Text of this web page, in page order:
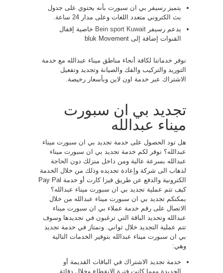
يتميز رسيفر بي ان سبورت بأنه يحتوي على جدول
بث الكتروني متعدد اللغات وعلى مدار 24 ساعة.
يدعم رسيفر Bein sport Kuwait خاصية إقفال
القنوات إضافة إلى bluk Movement
نوفر خدماتنا لكافة أنحاء مناطق ميناء عبدالله مع خدمة
التوريد والتركيب والفك والصيانة وتجديد وتفعيل
الاشتراك عبر خدمة اون لاين وبأسعار رخيصة.
تجديد بي ان سبورت
ميناء عبدالله
هل تود الحصول على خدمة تجديد بي ان سبورت ميناء
عبدالله؟ نوفر لكم خدمة تجديد بي ان سبورت ميناء
عبدالله بسرعة عالية ومن داخل منزلك دون الحاجة
لذهاب الى شركة وإعادة تجديده وذلك من خلال الخدمة
الكترونية والدفع عن طريق فيزا كارت أو خدمة Pay Pal
كيف تتم عملية تجديد بي ان سبورت ميناء عبدالله؟
يمكنكم تجديد بي ان سبورت ميناء عبدالله من خلال
الاتصال على رقم خدمة عملاء بي ان سبورت ميناء
عبدالله وتحديد الباقة التي ترغبون في تجديدها وسوف
تتم عملية التجديد خلال ثواني. ونمتاز في خدمة تجديد
بي ان سبورت ميناء عبدالله بتوفير الخدمات التالية
وهي:
خدمة تجديد الاشتراك في الباقات القديمة أو
الجديدة مهما كانت فترة الانقطاع وخلال دقائق.